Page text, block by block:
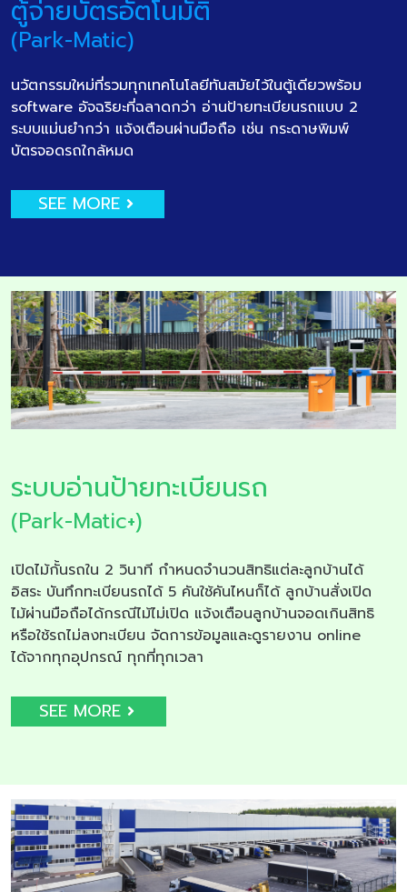
ตู้จ่ายบัตรอัตโนมัติ
(Park-Matic)
นวัตกรรมใหม่ที่รวมทุกเทคโนโลยีทันสมัยไว้ในตู้เดียวพร้อม
software อัจฉริยะที่ฉลาดกว่า อ่านป้ายทะเบียนรถแบบ 2
ระบบแม่นยำกว่า แจ้งเตือนผ่านมือถือ เช่น กระดาษพิมพ์
บัตรจอดรถใกล้หมด
SEE MORE
ระบบอ่านป้ายทะเบียนรถ
(Park-Matic+)
เปิดไม้กั้นรถใน 2 วินาที กำหนดจำนวนสิทธิแต่ละลูกบ้านได้
อิสระ บันทึกทะเบียนรถได้ 5 คันใช้คันไหนก็ได้ ลูกบ้านสั่งเปิด
ไม้ผ่านมือถือได้กรณีไม้ไม่เปิด แจ้งเตือนลูกบ้านจอดเกินสิทธิ
หรือใช้รถไม่ลงทะเบียน จัดการข้อมูลและดูรายงาน online
ได้จากทุกอุปกรณ์ ทุกที่ทุกเวลา
SEE MORE